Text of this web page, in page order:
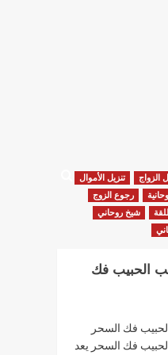
الزواج
تنزيل الأموال
رجوع الزوج
شيخ روحاني
الحبيب فك
فك السحر
فك السحر يعد